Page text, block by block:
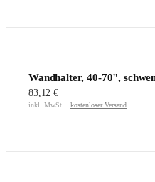
Wandhalter, 40-70",
83,12 €
inkl. MwSt. · kostenloser Versand